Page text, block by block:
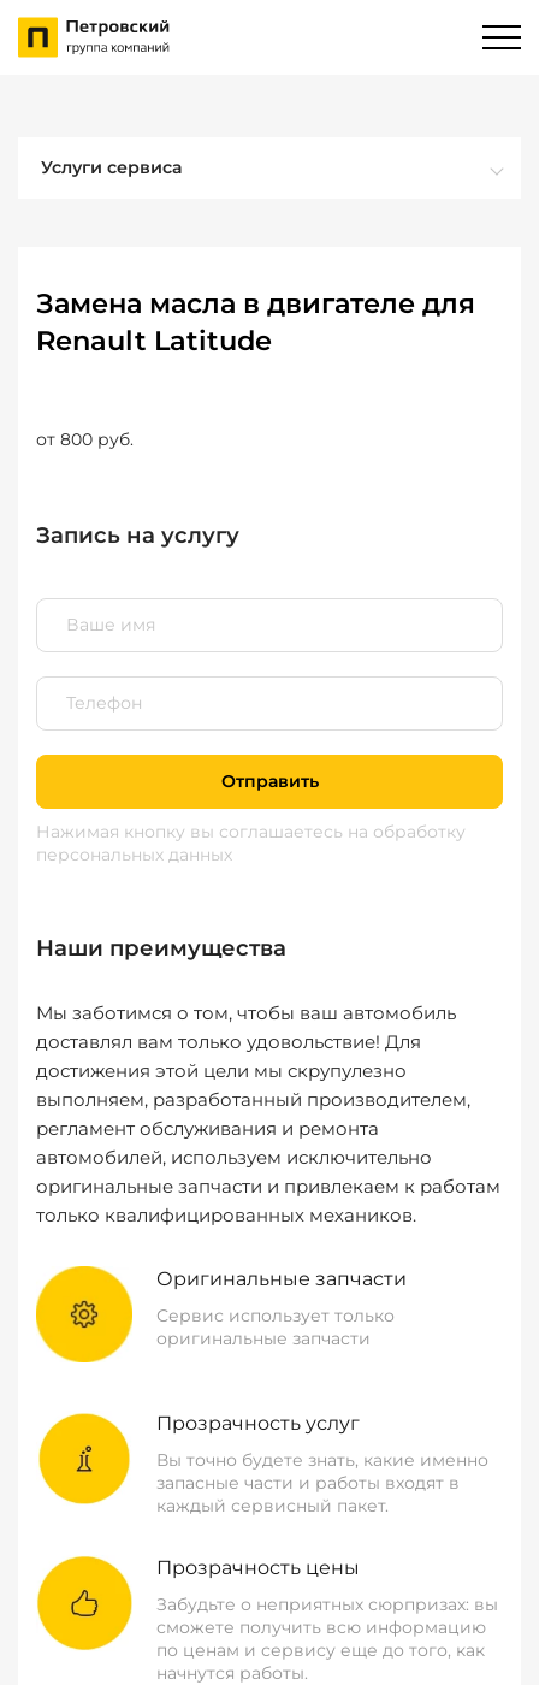
Услуги сервиса
Замена масла в двигателе для
Renault Latitude
от 800 руб.
Запись на услугу
Отправить
Нажимая кнопку вы соглашаетесь на обработку
персональных данных
Наши преимущества
Мы заботимся о том, чтобы ваш автомобиль
доставлял вам только удовольствие! Для
достижения этой цели мы скрупулезно
выполняем, разработанный производителем,
регламент обслуживания и ремонта
автомобилей, используем исключительно
оригинальные запчасти и привлекаем к работам
только квалифицированных механиков.
Оригинальные запчасти
Сервис использует только
оригинальные запчасти
Прозрачность услуг
Вы точно будете знать, какие именно
запасные части и работы входят в
каждый сервисный пакет.
Прозрачность цены
Забудьте о неприятных сюрпризах: вы
сможете получить всю информацию
по ценам и сервису еще до того, как
начнутся работы.